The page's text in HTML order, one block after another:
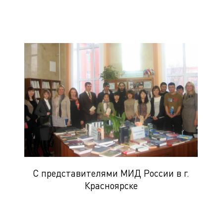
С представителями МИД России в г.
Красноярске